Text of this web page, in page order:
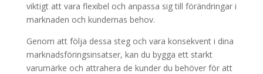
viktigt att vara flexibel och anpassa sig till förändringar i
marknaden och kundernas behov.
Genom att följa dessa steg och vara konsekvent i dina
marknadsföringsinsatser, kan du bygga ett starkt
varumärke och attrahera de kunder du behöver för att